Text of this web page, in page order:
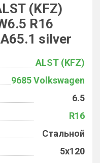
(KFZ)
R16
silver
ALST (KFZ)
9685 Volkswagen
6.5
R16
Стальной
5x120